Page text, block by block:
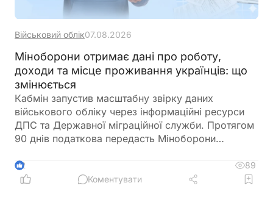
Військовий облік07.08.2026
Міноборони отримає дані про роботу,
доходи та місце проживання українців: що
змінюється
Кабмін запустив масштабну звірку даних
військового обліку через інформаційні ресурси
ДПС та Державної міграційної служби. Протягом
90 днів податкова передасть Міноборони
років, включаючи відомості про місце роботи,
доходи та персональні дані. Паралельно ДМС
2
89
Коментувати